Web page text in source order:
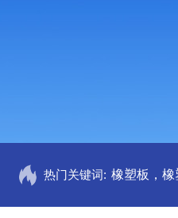
热门关键词: